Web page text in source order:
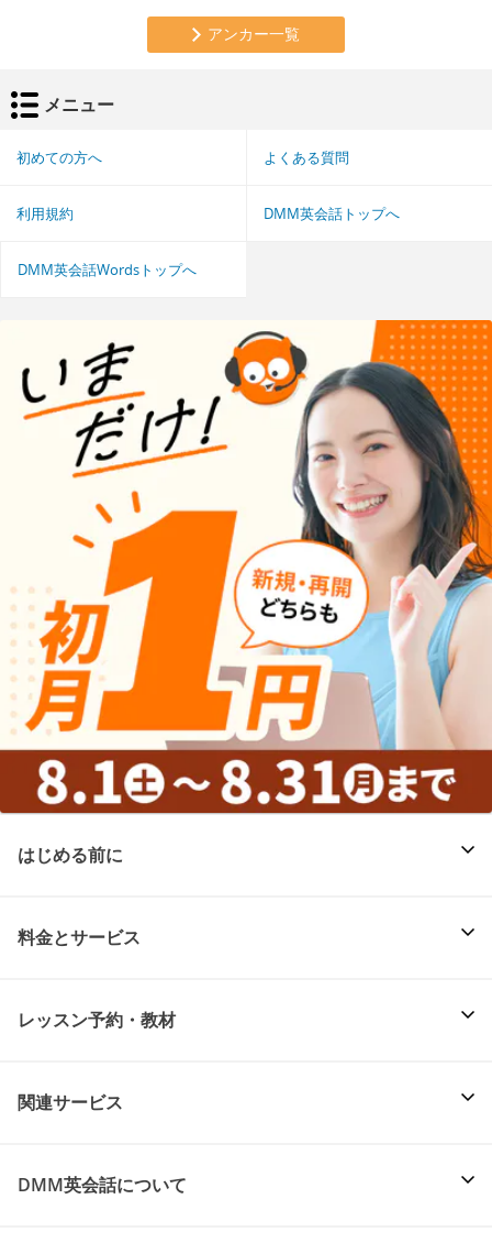
アンカー一覧
メニュー
初めての方へ よくある質問
利用規約 DMM英会話トップへ
DMM英会話Wordsトップへ
はじめる前に
料金とサービス
レッスン予約・教材
関連サービス
DMM英会話について